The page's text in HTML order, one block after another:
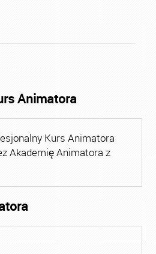
Animatora
Kurs Animatora
Akademię Animatora z